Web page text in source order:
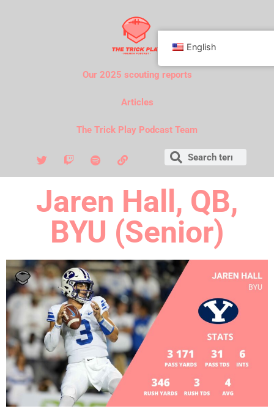
Our 2025 scouting reports
Articles
The Trick Play Podcast Team
Jaren Hall, QB,
BYU (Senior)
English